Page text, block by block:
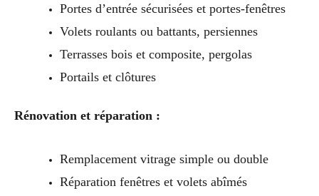
Portes d’entrée sécurisées et portes-fenêtres
Volets roulants ou battants, persiennes
Terrasses bois et composite, pergolas
Portails et clôtures
Rénovation et réparation :
Remplacement vitrage simple ou double
Réparation fenêtres et volets abîmés